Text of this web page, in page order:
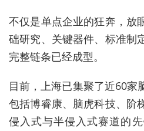
不仅是单点企业的狂奔，放
础研究、关键器件、标准制
完整链条已经成型。
目前，上海已集聚了近60家
包括博睿康、脑虎科技、阶
侵入式与半侵入式赛道的